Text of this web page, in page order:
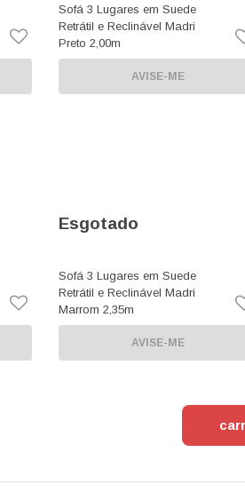
Sofá 3 Lugares em Suede
Retrátil e Reclinável Madri
Preto 2,00m
AVISE-ME
Esgotado
Sofá 3 Lugares em Suede
Retrátil e Reclinável Madri
Marrom 2,35m
AVISE-ME